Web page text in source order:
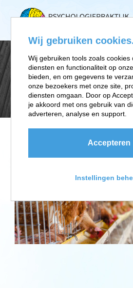
Wij gebruiken
Wij gebruiken tools zoals cookies
diensten en functionaliteit op
bieden, en om gegevens te
onze bezoekers met onze site,
diensten omgaan. Door op
je akkoord met ons gebruik van
adverteren, analyse en support.
Accepteren
Instellingen